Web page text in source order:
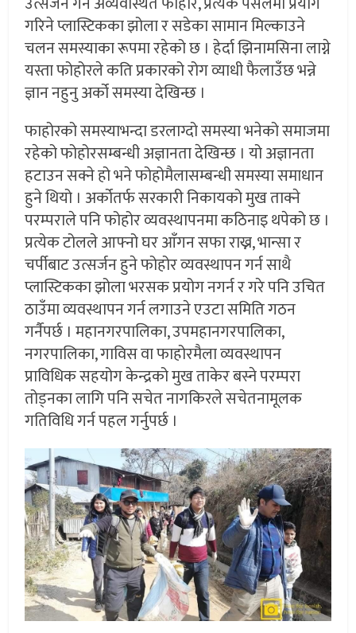
गरिने प्लास्टिकका झोला र सडेका सामान मिल्काउने
चलन समस्याका रूपमा रहेको छ । हेर्दा झिनामसिना लाग्ने
यस्ता फोहोरले कति प्रकारको रोग व्याधी फैलाउँछ भन्ने
ज्ञान नहुनु अर्को समस्या देखिन्छ ।
फाहोरको समस्याभन्दा डरलाग्दो समस्या भनेको समाजमा
रहेको फोहोरसम्बन्धी अज्ञानता देखिन्छ । यो अज्ञानता
हटाउन सक्ने हो भने फोहोमैलासम्बन्धी समस्या समाधान
हुने थियो । अर्कोतर्फ सरकारी निकायको मुख ताक्ने
परम्पराले पनि फोहोर व्यवस्थापनमा कठिनाइ थपेको छ ।
प्रत्येक टोलले आफ्नो घर आँगन सफा राख्न, भान्सा र
चर्पीबाट उत्सर्जन हुने फोहोर व्यवस्थापन गर्न साथै
प्लास्टिकका झोला भरसक प्रयोग नगर्न र गरे पनि उचित
ठाउँमा व्यवस्थापन गर्न लगाउने एउटा समिति गठन
गर्नैपर्छ । महानगरपालिका, उपमहानगरपालिका,
नगरपालिका, गाविस वा फाहोरमैला व्यवस्थापन
प्राविधिक सहयोग केन्द्रको मुख ताकेर बस्ने परम्परा
तोड्नका लागि पनि सचेत नागकिरले सचेतनामूलक
गतिविधि गर्न पहल गर्नुपर्छ ।